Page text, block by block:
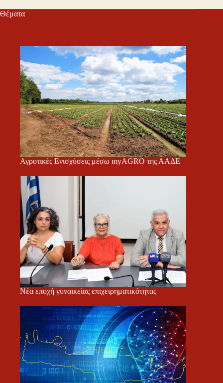
Θέματα
Αγροτικές Ενισχύσεις μέσω myAGRO της ΑΑΔΕ
Νέα εποχή γυναικείας επιχειρηματικότητας